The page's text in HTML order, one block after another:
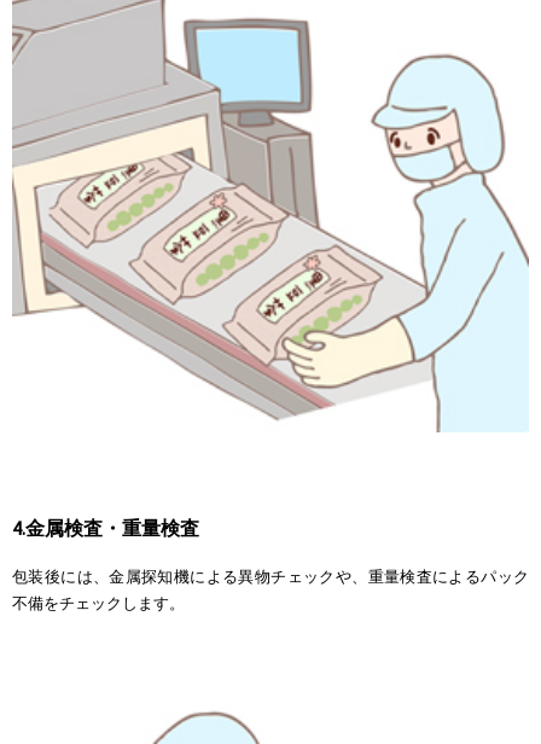
4.金属検査・重量検査
包装後には、金属探知機による異物チェックや、重量検査によるパック
不備をチェックします。